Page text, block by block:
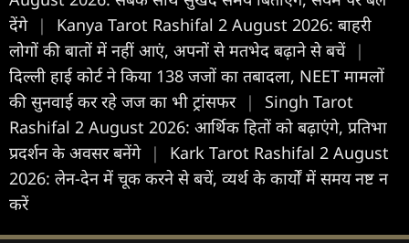
देंगे |
Kanya Tarot Rashifal 2 August 2026: बाहरी
लोगों की बातों में नहीं आएं, अपनों से मतभेद बढ़ाने से बचें |
दिल्ली हाई कोर्ट ने किया 138 जजों का तबादला, NEET मामलों
की सुनवाई कर रहे जज का भी ट्रांसफर |
Singh Tarot
Rashifal 2 August 2026: आर्थिक हितों को बढ़ाएंगे, प्रतिभा
प्रदर्शन के अवसर बनेंगे |
Kark Tarot Rashifal 2 August
2026: लेन-देन में चूक करने से बचें, व्यर्थ के कार्यों में समय नष्ट न
करें